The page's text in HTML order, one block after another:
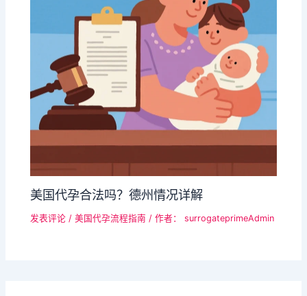
美国代孕合法吗？德州情况详解
发表评论 /美国代孕流程指南 / 作者： surrogateprimeAdmin